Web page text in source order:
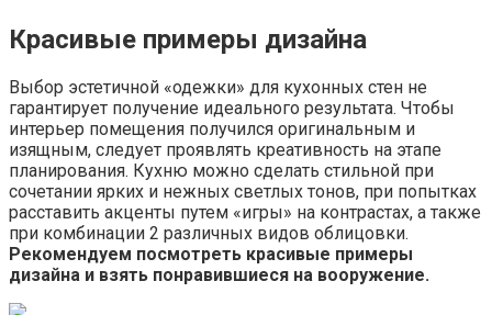
Красивые примеры дизайна
Выбор эстетичной «одежки» для кухонных стен не
гарантирует получение идеального результата. Чтобы
интерьер помещения получился оригинальным и
изящным, следует проявлять креативность на этапе
планирования. Кухню можно сделать стильной при
сочетании ярких и нежных светлых тонов, при попытках
расставить акценты путем «игры» на контрастах, а также
при комбинации 2 различных видов облицовки.
Рекомендуем посмотреть красивые примеры
дизайна и взять понравившиеся на вооружение.